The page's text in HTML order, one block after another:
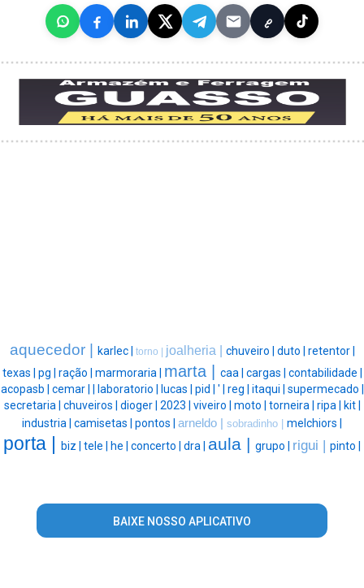
aquecedor | karlec | torno | joalheria | chuveiro | duto | retentor |
texas | pg | ração | marmoraria | marta | caa | cargas | contabilidade |
acopasb | cemar | laboratorio | lucas | pid | ' | reg | itaqui | supermecado |
secretaria | chuveiros | dioger | 2023 | viveiro | moto | torneira | ripa |
kit |
industria | camisetas | pontos | arneldo | sobradinho | melchiors |
porta | biz | tele | he | concerto | dra | aula | grupo | rigui | pinto |
BAIXE NOSSO APLICATIVO